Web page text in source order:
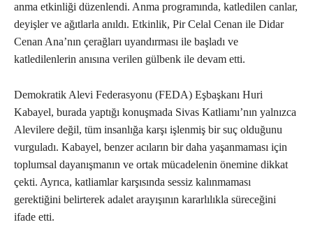
anma etkinliği düzenlendi. Anma programında, katledilen canlar,
deyişler ve ağıtlarla anıldı. Etkinlik, Pir Celal Cenan ile Didar
Cenan Ana’nın çerağları uyandırması ile başladı ve
katledilenlerin anısına verilen gülbenk ile devam etti.
Demokratik Alevi Federasyonu (FEDA) Eşbaşkanı Huri
Kabayel, burada yaptığı konuşmada Sivas Katliamı’nın yalnızca
Alevilere değil, tüm insanlığa karşı işlenmiş bir suç olduğunu
vurguladı. Kabayel, benzer acıların bir daha yaşanmaması için
toplumsal dayanışmanın ve ortak mücadelenin önemine dikkat
çekti. Ayrıca, katliamlar karşısında sessiz kalınmaması
gerektiğini belirterek adalet arayışının kararlılıkla süreceğini
ifade etti.